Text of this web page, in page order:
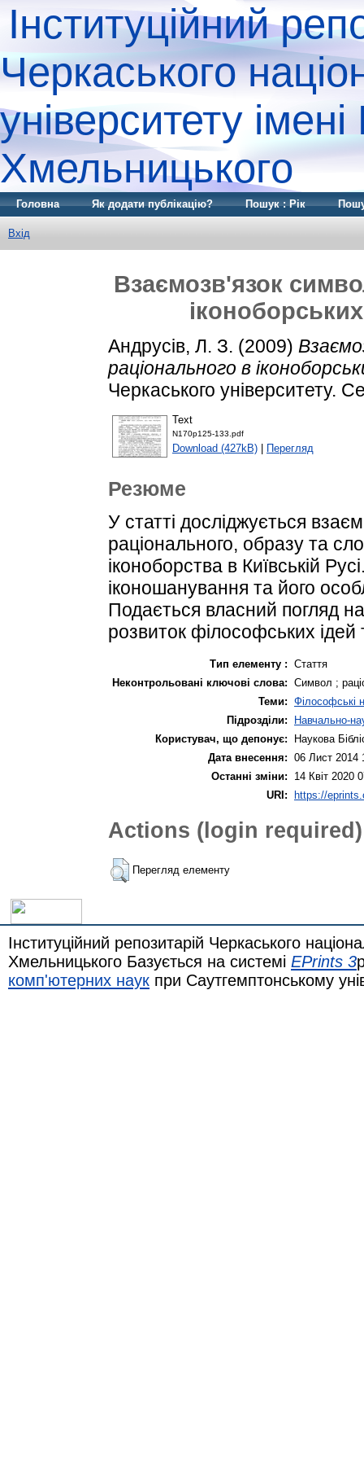
Інституційний
Черкаського
університету
Хмельницького
Головна Як додати публікацію? Пошук : Рік
Вхід
Взаємозв'язок
Андрусів, Л. З. (2009)
раціонального в
Черкаського університету.
Text
N170p125-133.pdf
Download (427kB) Перегляд
Резюме
У статті досліджується
раціонального, образу та
іконоборства в Київській
іконошанування та його
Подається власний погляд
розвиток філософських ідей
Тип елементу : Стаття
Неконтрольовані ключові слова: Символ ;
Теми: Філософські
Підрозділи:
Навчально-
Користувач, що депонує:
Наукова
Дата внесення: 06 Лист 2014
Останні зміни:
14 Квіт 2020
URI: https://
Actions (login required)
Перегляд елементу
Інституційний репозитарій Черкаського
Хмельницького Базується на системі EPrints 3
комп'ютерних наук при Саутгемптонському